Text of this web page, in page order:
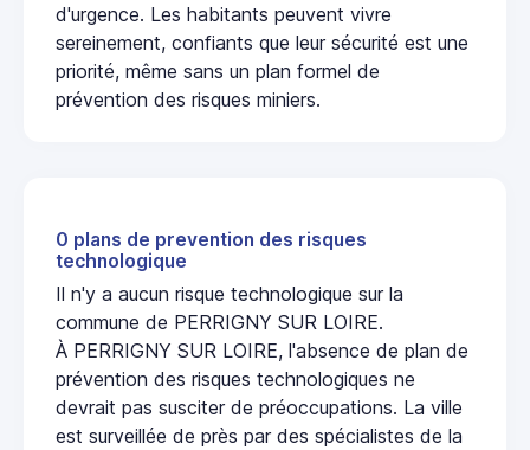
d'urgence. Les habitants peuvent vivre
sereinement, confiants que leur sécurité est une
priorité, même sans un plan formel de
prévention des risques miniers.
0 plans de prevention des risques
technologique
Il n'y a aucun risque technologique sur la
commune de PERRIGNY SUR LOIRE.
À PERRIGNY SUR LOIRE, l'absence de plan de
prévention des risques technologiques ne
devrait pas susciter de préoccupations. La ville
est surveillée de près par des spécialistes de la